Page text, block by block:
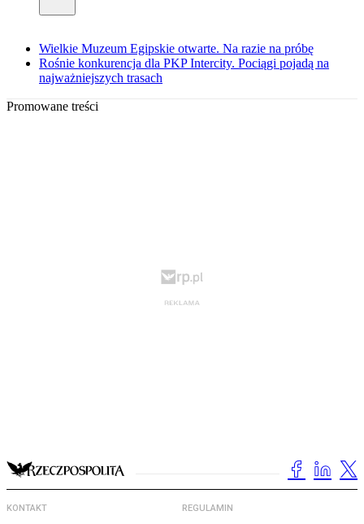
Wielkie Muzeum Egipskie otwarte. Na razie na próbę
Rośnie konkurencja dla PKP Intercity. Pociągi pojadą na
najważniejszych trasach
Promowane treści
KONTAKT REGULAMIN